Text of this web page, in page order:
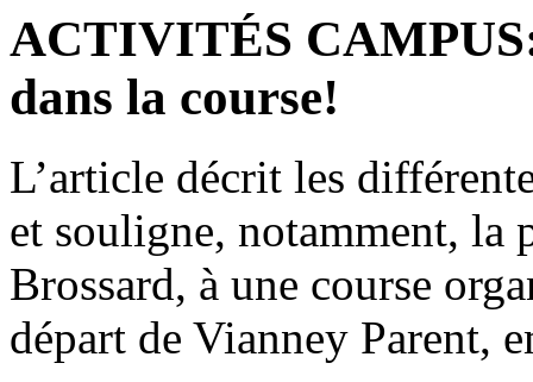
ACTIVITÉS
dans la course!
L’article décrit les
et souligne, notamment, la
Brossard, à une course
départ de Vianney Parent,